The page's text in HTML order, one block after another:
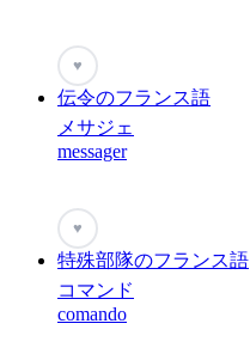
♥
伝令のフランス語
メサジェ
messager
♥
特殊部隊のフランス語
コマンド
comando